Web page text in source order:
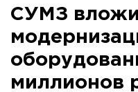
СУМЗ
миллионов